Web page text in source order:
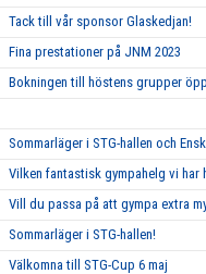
Tack till vår sponsor Glaskedjan!
Fina prestationer på JNM 2023
Bokningen till höstens grupper
Sommarläger i STG-hallen och
Vilken fantastisk gympahelg vi har
Vill du passa på att gympa extra
Sommarläger i STG-hallen!
Välkomna till STG-Cup 6 maj